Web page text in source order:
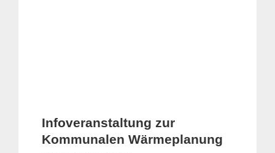
Infoveranstaltung zur
Kommunalen Wärmeplanung